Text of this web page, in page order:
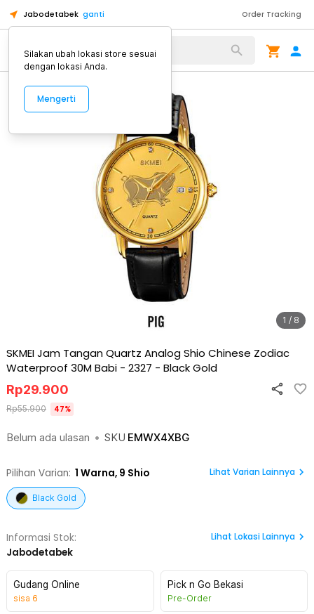
Jabodetabek ganti Order Tracking
Alat Kopi
1 / 8
SKMEI Jam Tangan Quartz Analog Shio Chinese Zodiac
Waterproof 30M Babi - 2327 - Black Gold
Belum ada ulasan • SKU EMWX4XBG
Rp29.900
Rp55.900 47%
Pilihan Varian: 1 Warna, 9 Shio Lihat Varian Lainnya
Black Gold
Informasi Stok:
Jabodetabek
Lihat Lokasi Lainnya
Gudang Online
sisa 6
Pick n Go Bekasi
Pre-Order
Silakan ubah lokasi store sesuai
dengan lokasi Anda.
Mengerti